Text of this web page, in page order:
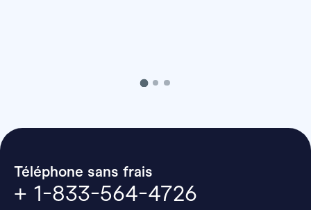
Téléphone sans frais
+ 1-833-564-4726